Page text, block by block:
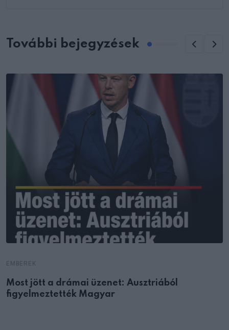
További bejegyzések
Most jött a drámai üzenet: Ausztriából
figyelmeztették Magyar